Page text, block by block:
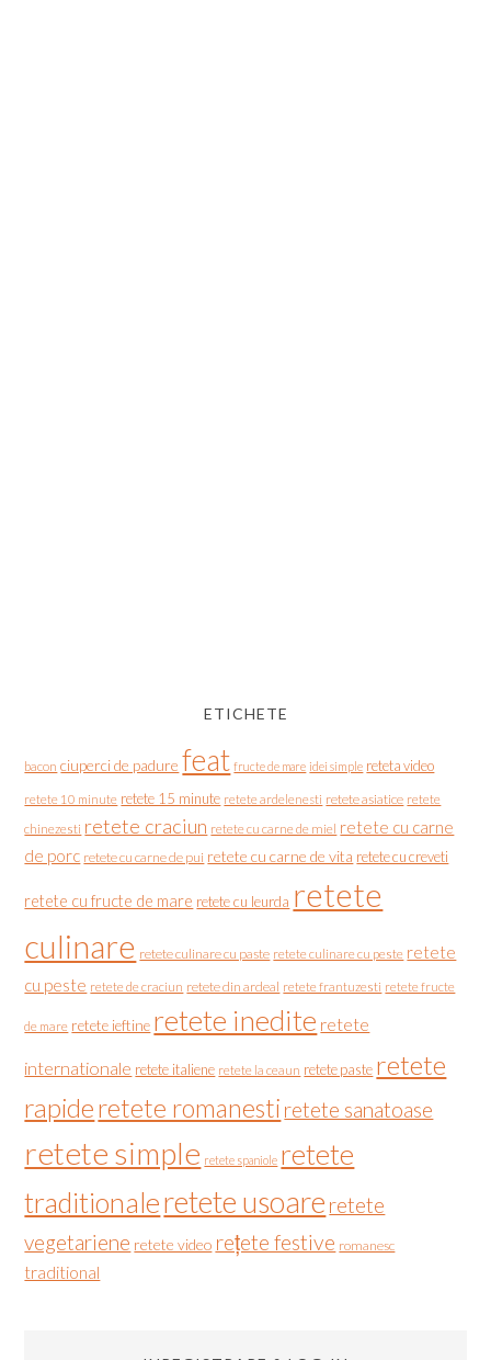
ETICHETE
bacon ciuperci de padure feat fructe de mare idei simple reteta video
retete 10 minute retete 15 minute retete ardelenesti retete asiatice retete
chinezesti retete craciun retete cu carne de miel retete cu carne
de porc retete cu carne de pui retete cu carne de vita retete cu creveti
retete cu fructe de mare retete cu leurda retete
culinare retete culinare cu paste retete culinare cu peste retete
cu peste retete de craciun retete din ardeal retete frantuzesti retete fructe
de mare retete ieftine retete inedite retete
internationale retete italiene retete la ceaun retete paste retete
rapideretete romanesti retete sanatoase
retete simple retete spaniole retete
traditionaleretete usoare retete
vegetariene retete video rețete festive romanesc
traditional